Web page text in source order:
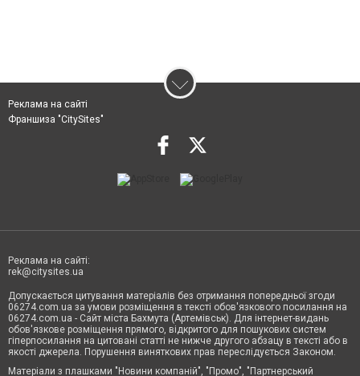
Реклама на сайті
Франшиза "CitySites"
Реклама на сайті:
rek@citysites.ua
Допускається цитування матеріалів без отримання попередньої згоди
06274.com.ua за умови розміщення в тексті обов'язкового посилання на
06274.com.ua - Сайт міста Бахмута (Артемівськ). Для інтернет-видань
обов'язкове розміщення прямого, відкритого для пошукових систем
гіперпосилання на цитовані статті не нижче другого абзацу в тексті або в
якості джерела. Порушення виняткових прав переслідується Законом.
Матеріали з плашками "Новини компаній", "Промо", "Партнерський